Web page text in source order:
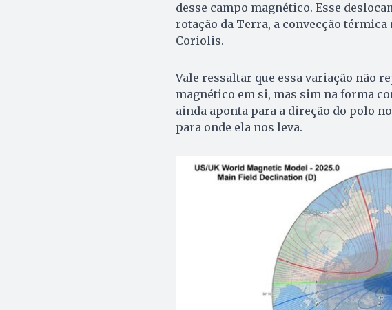
desse campo magnético. Esse
rotação da Terra, a convecção
Coriolis.
Vale ressaltar que essa variação não
magnético em si, mas sim na forma
ainda aponta para a direção do polo
para onde ela nos leva.